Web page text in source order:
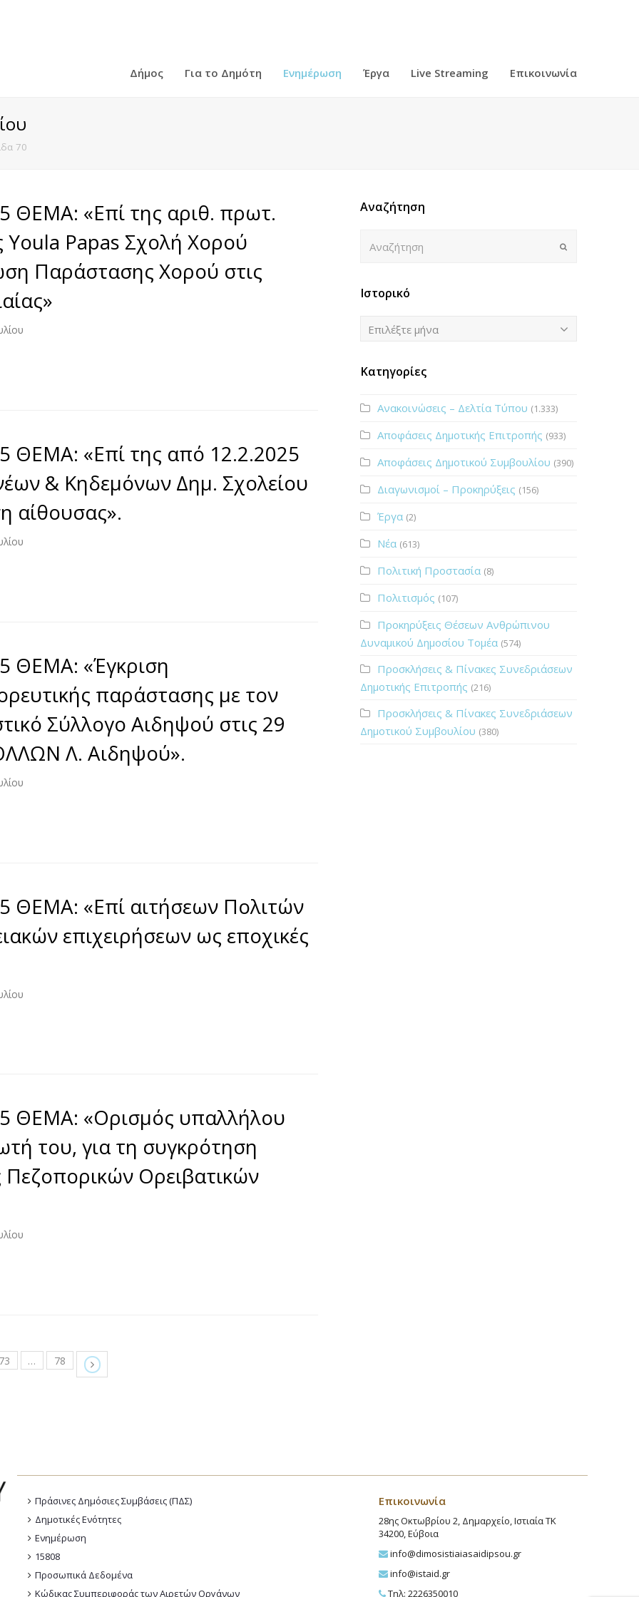
Δήμος Για το Δημότη Ενημέρωση Έργα Live Streaming Επικοινωνία
70
ΘΕΜΑ: «Επί της αριθ. πρωτ.
Papas Σχολή Χορού
Παράστασης Χορού στις
ΘΕΜΑ: «Επί της από 12.2.2025
& Κηδεμόνων Δημ. Σχολείου
αίθουσας».
ΘΕΜΑ: «Έγκριση
παράστασης με τον
Σύλλογο Αιδηψού στις 29
Λ. Αιδηψού».
ΘΕΜΑ: «Επί αιτήσεων Πολιτών
επιχειρήσεων ως εποχικές
ΘΕΜΑ: «Ορισμός υπαλλήλου
του, για τη συγκρότηση
Ορειβατικών
… 78
Αναζήτηση
Ιστορικό
Ιστορικό
Επιλέξτε μήνα
Κατηγορίες
Ανακοινώσεις – Δελτία Τύπου (1.333)
Αποφάσεις Δημοτικής Επιτροπής (933)
Αποφάσεις Δημοτικού Συμβουλίου (390)
Διαγωνισμοί – Προκηρύξεις (156)
Έργα (2)
Νέα (613)
Πολιτική Προστασία (8)
Πολιτισμός (107)
Προκηρύξεις Θέσεων Ανθρώπινου
Δυναμικού Δημοσίου Τομέα (574)
Προσκλήσεις & Πίνακες Συνεδριάσεων
Δημοτικής Επιτροπής (216)
Προσκλήσεις & Πίνακες Συνεδριάσεων
Δημοτικού Συμβουλίου (380)
Πράσινες Δημόσιες Συμβάσεις (ΠΔΣ)
Δημοτικές Ενότητες
Ενημέρωση
15808
Προσωπικά Δεδομένα
Κώδικας Συμπεριφοράς των Αιρετών Οργάνων
Επικοινωνία
28ης Οκτωβρίου 2, Δημαρχείο, Ιστιαία ΤΚ
34200, Εύβοια
info@dimosistiaiasaidipsou.gr
info@istaid.gr
Τηλ: 2226350010